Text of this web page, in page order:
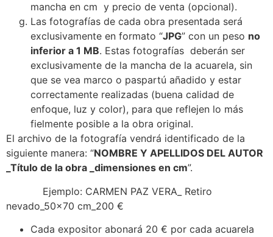
mancha en cm y precio de venta (opcional).
Las fotografías de cada obra presentada será
exclusivamente en formato “JPG” con un peso no
inferior a 1 MB. Estas fotografías deberán ser
exclusivamente de la mancha de la acuarela, sin
que se vea marco o paspartú añadido y estar
correctamente realizadas (buena calidad de
enfoque, luz y color), para que reflejen lo más
fielmente posible a la obra original.
El archivo de la fotografía vendrá identificado de la
siguiente manera: “NOMBRE Y APELLIDOS DEL AUTOR
_Título de la obra _dimensiones en cm”.
Ejemplo: CARMEN PAZ VERA_ Retiro
nevado_50x70 cm_200 €
Cada expositor abonará 20 € por cada acuarela